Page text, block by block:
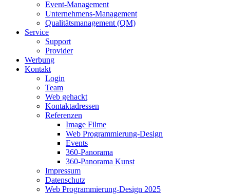
Event-Management
Unternehmens-Management
Qualitätsmanagement (QM)
Service
Support
Provider
Werbung
Kontakt
Login
Team
Web gehackt
Kontaktadressen
Referenzen
Image Filme
Web Programmierung-Design
Events
360-Panorama
360-Panorama Kunst
Impressum
Datenschutz
Web Programmierung-Design 2025